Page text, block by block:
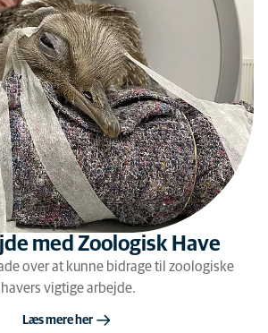
med Zoologisk Have
over at kunne bidrage til zoologiske
havers vigtige arbejde.
Læs mere her